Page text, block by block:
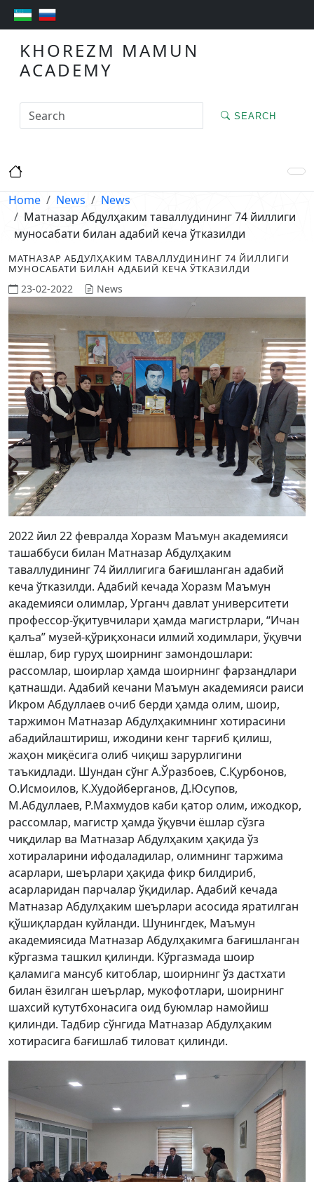
KHOREZM MAMUN
ACADEMY
SEARCH
Home News
News
Матназар Абдулҳаким таваллудининг 74 йиллиги
муносабати билан адабий кеча ўтказилди
МАТНАЗАР АБДУЛҲАКИМ ТАВАЛЛУДИНИНГ 74 ЙИЛЛИГИ
МУНОСАБАТИ БИЛАН АДАБИЙ КЕЧА ЎТКАЗИЛДИ
23-02-2022 News
2022 йил 22 февралда Хоразм Маъмун академияси
ташаббуси билан Матназар Абдулҳаким
таваллудининг 74 йиллигига бағишланган адабий
кеча ўтказилди. Адабий кечада Хоразм Маъмун
академияси олимлар, Урганч давлат университети
профессор-ўқитувчилари ҳамда магистрлари, “Ичан
қалъа” музей-қўриқхонаси илмий ходимлари, ўқувчи
ёшлар, бир гуруҳ шоирнинг замондошлари:
рассомлар, шоирлар ҳамда шоирнинг фарзандлари
қатнашди. Адабий кечани Маъмун академияси раиси
Икром Абдуллаев очиб берди ҳамда олим, шоир,
таржимон Матназар Абдулҳакимнинг хотирасини
абадийлаштириш, ижодини кенг тарғиб қилиш,
жаҳон миқёсига олиб чиқиш зарурлигини
таъкидлади. Шундан сўнг А.Ўразбоев, С.Қурбонов,
О.Исмоилов, К.Худойберганов, Д.Юсупов,
М.Абдуллаев, Р.Махмудов каби қатор олим, ижодкор,
рассомлар, магистр ҳамда ўқувчи ёшлар сўзга
чиқдилар ва Матназар Абдулҳаким ҳақида ўз
хотираларини ифодаладилар, олимнинг таржима
асарлари, шеърлари ҳақида фикр билдириб,
асарларидан парчалар ўқидилар. Адабий кечада
Матназар Абдулҳаким шеърлари асосида яратилган
қўшиқлардан куйланди. Шунингдек, Маъмун
академиясида Матназар Абдулҳакимга бағишланган
кўргазма ташкил қилинди. Кўргазмада шоир
қаламига мансуб китоблар, шоирнинг ўз дастхати
билан ёзилган шеърлар, мукофотлари, шоирнинг
шахсий кутутбхонасига оид буюмлар намойиш
қилинди. Тадбир сўнгида Матназар Абдулҳаким
хотирасига бағишлаб тиловат қилинди.